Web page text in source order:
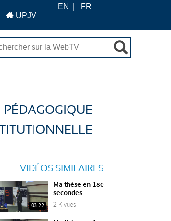
UPJV
EN FR
PÉDAGOGIQUE
VIDÉOS SIMILAIRES
03:22
Ma thèse en 180
secondes
2 K vues